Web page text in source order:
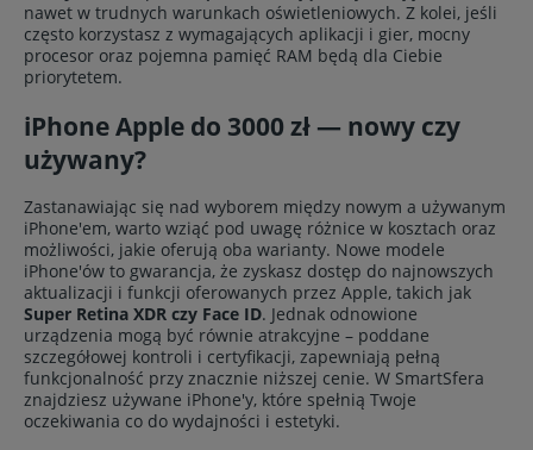
nawet w trudnych warunkach oświetleniowych. Z kolei, jeśli
często korzystasz z wymagających aplikacji i gier, mocny
procesor oraz pojemna pamięć RAM będą dla Ciebie
priorytetem.
iPhone Apple do 3000 zł — nowy czy
używany?
Zastanawiając się nad wyborem między nowym a używanym
iPhone'em, warto wziąć pod uwagę różnice w kosztach oraz
możliwości, jakie oferują oba warianty. Nowe modele
iPhone'ów to gwarancja, że zyskasz dostęp do najnowszych
aktualizacji i funkcji oferowanych przez Apple, takich jak
Super Retina XDR czy Face ID. Jednak odnowione
urządzenia mogą być równie atrakcyjne – poddane
szczegółowej kontroli i certyfikacji, zapewniają pełną
funkcjonalność przy znacznie niższej cenie. W SmartSfera
znajdziesz używane iPhone'y, które spełnią Twoje
oczekiwania co do wydajności i estetyki.